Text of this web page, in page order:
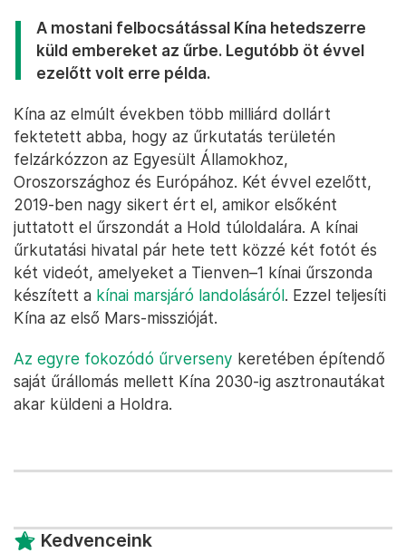
A mostani felbocsátással Kína hetedszerre
küld embereket az űrbe. Legutóbb öt évvel
ezelőtt volt erre példa.
Kína az elmúlt években több milliárd dollárt
fektetett abba, hogy az űrkutatás területén
felzárkózzon az Egyesült Államokhoz,
Oroszországhoz és Európához. Két évvel ezelőtt,
2019-ben nagy sikert ért el, amikor elsőként
juttatott el űrszondát a Hold túloldalára. A kínai
űrkutatási hivatal pár hete tett közzé két fotót és
két videót, amelyeket a Tienven–1 kínai űrszonda
készített a kínai marsjáró landolásáról. Ezzel teljesíti
Kína az első Mars-misszióját.
Az egyre fokozódó űrverseny keretében építendő
saját űrállomás mellett Kína 2030-ig asztronautákat
akar küldeni a Holdra.
Kedvenceink